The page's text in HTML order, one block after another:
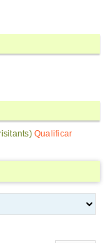
Qualificar